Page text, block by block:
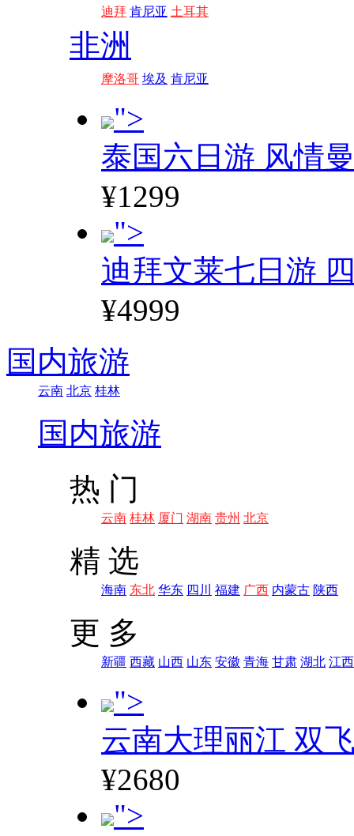
迪拜 肯尼亚 土耳其
非洲
摩洛哥 埃及 肯尼亚
">
泰国六日游 风情
¥1299
">
迪拜文莱七日游
¥4999
国内旅游
云南 北京 桂林
国内旅游
热 门
云南 桂林 厦门 湖南 贵州 北京
精 选
海南 东北 华东 四川 福建 广西 内蒙古 陕西
更 多
新疆 西藏 山西 山东 安徽 青海 甘肃 湖北 江西
">
云南大理丽江 双
¥2680
">